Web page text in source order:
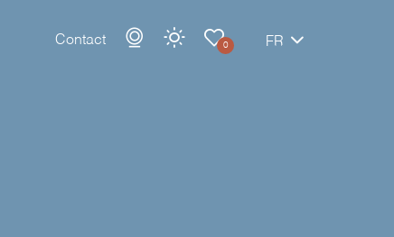
Contact 0 FR